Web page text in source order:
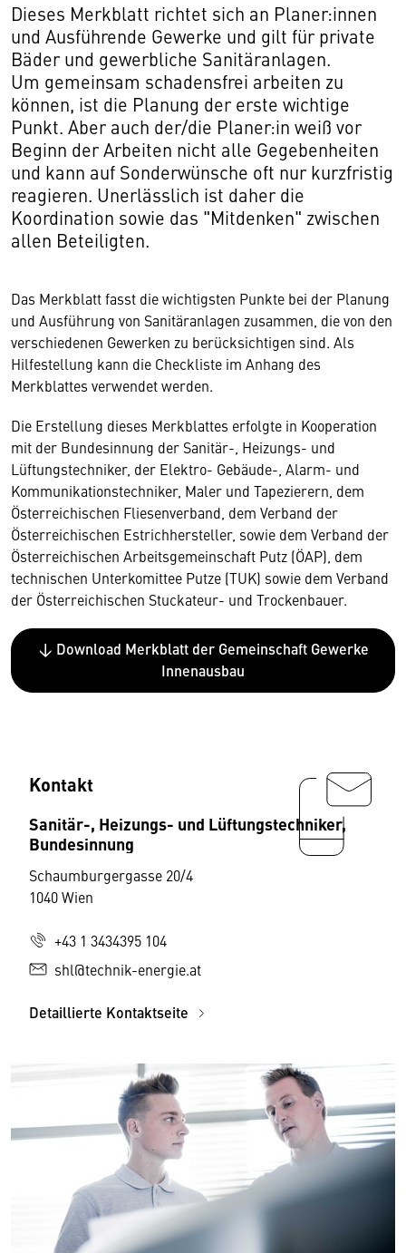
Dieses Merkblatt richtet sich an Planer:innen
und Ausführende Gewerke und gilt für private
Bäder und gewerbliche Sanitäranlagen.
Um gemeinsam schadensfrei arbeiten zu
können, ist die Planung der erste wichtige
Punkt. Aber auch der/die Planer:in weiß vor
Beginn der Arbeiten nicht alle Gegebenheiten
und kann auf Sonderwünsche oft nur kurzfristig
reagieren. Unerlässlich ist daher die
Koordination sowie das "Mitdenken" zwischen
allen Beteiligten.
Das Merkblatt fasst die wichtigsten Punkte bei der Planung
und Ausführung von Sanitäranlagen zusammen, die von den
verschiedenen Gewerken zu berücksichtigen sind. Als
Hilfestellung kann die Checkliste im Anhang des
Merkblattes verwendet werden.
Die Erstellung dieses Merkblattes erfolgte in Kooperation
mit der Bundesinnung der Sanitär-, Heizungs- und
Lüftungstechniker, der Elektro- Gebäude-, Alarm- und
Kommunikationstechniker, Maler und Tapezierern, dem
Österreichischen Fliesenverband, dem Verband der
Österreichischen Estrichhersteller, sowie dem Verband der
Österreichischen Arbeitsgemeinschaft Putz (ÖAP), dem
technischen Unterkomittee Putze (TUK) sowie dem Verband
der Österreichischen Stuckateur- und Trockenbauer.
↓ Download Merkblatt der Gemeinschaft Gewerke
Innenausbau
Kontakt
Sanitär-, Heizungs- und Lüftungstechniker,
Bundesinnung
Schaumburgergasse 20/4
1040 Wien
+43 1 3434395 104
shl@technik-energie.at
Detaillierte Kontaktseite